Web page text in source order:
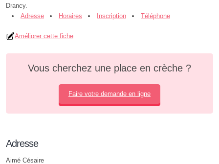
Drancy.
Adresse
Horaires Inscription Téléphone
Améliorer cette fiche
Vous cherchez une place en crèche ?
Faire votre demande en ligne
Adresse
Aimé Césaire